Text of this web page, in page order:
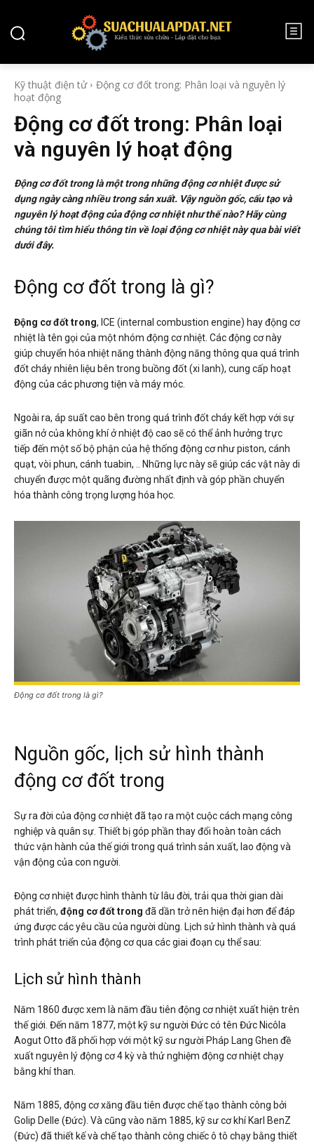
Kỹ thuật điện tử
Động cơ đốt trong: Phân loại và nguyên lý
hoạt động
Động cơ đốt trong: Phân loại
và nguyên lý hoạt động
Động cơ đốt trong là một trong những động cơ nhiệt được sử
dụng ngày càng nhiều trong sản xuất. Vậy nguồn gốc, cấu tạo và
nguyên lý hoạt động của động cơ nhiệt như thế nào? Hãy cùng
chúng tôi tìm hiểu thông tin về loại động cơ nhiệt này qua bài viết
dưới đây.
Động cơ đốt trong là gì?
Động cơ đốt trong, ICE (internal combustion engine) hay động cơ
nhiệt là tên gọi của một nhóm động cơ nhiệt. Các động cơ này
giúp chuyển hóa nhiệt năng thành động năng thông qua quá trình
đốt cháy nhiên liệu bên trong buồng đốt (xi lanh), cung cấp hoạt
động của các phương tiện và máy móc.
Ngoài ra, áp suất cao bên trong quá trình đốt cháy kết hợp với sự
giãn nở của không khí ở nhiệt độ cao sẽ có thể ảnh hưởng trực
tiếp đến một số bộ phận của hệ thống động cơ như piston, cánh
quạt, vòi phun, cánh tuabin, .. Những lực này sẽ giúp các vật này di
chuyển được một quãng đường nhất định và góp phần chuyển
hóa thành công trọng lượng hóa học.
Động cơ đốt trong là gì?
Nguồn gốc, lịch sử hình thành
động cơ đốt trong
Sự ra đời của động cơ nhiệt đã tạo ra một cuộc cách mạng công
nghiệp và quân sự. Thiết bị góp phần thay đổi hoàn toàn cách
thức vận hành của thế giới trong quá trình sản xuất, lao động và
vận động của con người.
Động cơ nhiệt được hình thành từ lâu đời, trải qua thời gian dài
phát triển, động cơ đốt trong đã dần trở nên hiện đại hơn để đáp
ứng được các yêu cầu của người dùng. Lịch sử hình thành và quá
trình phát triển của động cơ qua các giai đoạn cụ thể sau:
Lịch sử hình thành
Năm 1860 được xem là năm đầu tiên động cơ nhiệt xuất hiện trên
thế giới. Đến năm 1877, một kỹ sư người Đức có tên Đức Nicôla
Aogut Otto đã phối hợp với một kỹ sư người Pháp Lang Ghen đề
xuất nguyên lý động cơ 4 kỳ và thử nghiệm động cơ nhiệt chạy
bằng khí than.
Năm 1885, động cơ xăng đầu tiên được chế tạo thành công bởi
Golip Delle (Đức). Và cũng vào năm 1885, kỹ sư cơ khí Karl BenZ
(Đức) đã thiết kế và chế tạo thành công chiếc ô tô chạy bằng thiết